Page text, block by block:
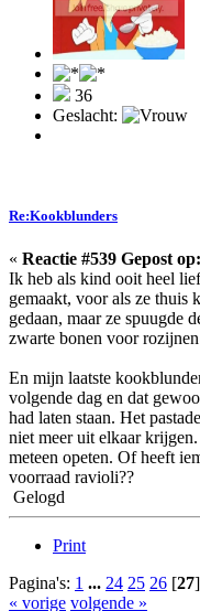
36
Geslacht:
Re:Kookblunders
« Reactie #539 Gepost op:
Ik heb als kind ooit heel
gemaakt, voor als ze thuis
gedaan, maar ze spuugde
zwarte bonen voor
En mijn laatste
volgende dag en dat
had laten staan. Het
niet meer uit elkaar
meteen opeten. Of heeft
voorraad ravioli??
Gelogd
Print
Pagina's: 1 ... 24 25 26 [27]
« vorige volgende »